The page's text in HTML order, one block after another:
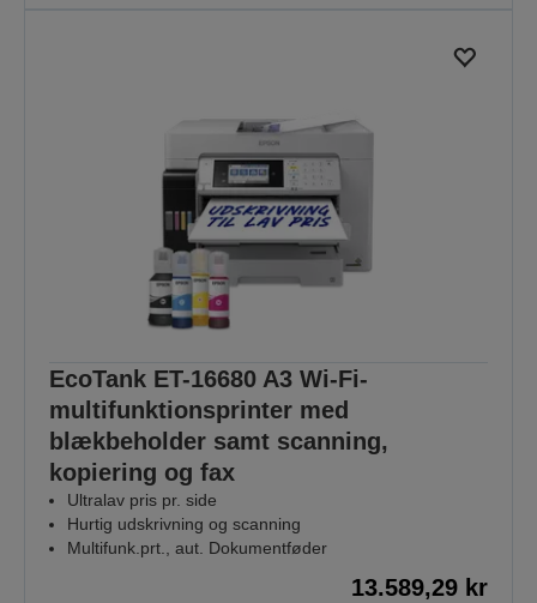
EcoTank ET-16680 A3 Wi-Fi-
multifunktionsprinter med
blækbeholder samt scanning,
kopiering og fax
Ultralav pris pr. side
Hurtig udskrivning og scanning
Multifunk.prt., aut. Dokumentføder
13.589,29 kr